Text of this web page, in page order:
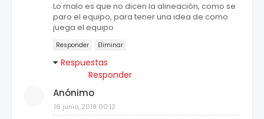
Lo malo es que no dicen la alineación, como se
paro el equipo, para tener una idea de como
juega el equipo
Responder Eliminar
Respuestas
Responder
Anónimo
16 junio, 2018 00:12